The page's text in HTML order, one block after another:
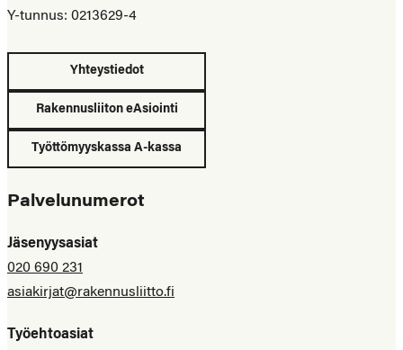
Y-tunnus: 0213629-4
Yhteystiedot
Rakennusliiton eAsiointi
Työttömyyskassa A-kassa
Palvelunumerot
Jäsenyysasiat
020 690 231
asiakirjat@rakennusliitto.fi
Työehtoasiat